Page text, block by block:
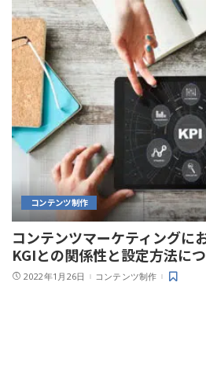
コンテンツ制作
コンテンツマーケティングに
KGIとの関係性と設定方法に
2022年1月26日 コンテンツ制作